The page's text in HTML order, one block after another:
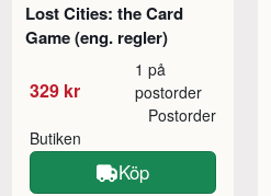
Lost Cities: the Card
Game (eng. regler)
329 kr
1 på
postorder
Butiken
Postorder
Köp